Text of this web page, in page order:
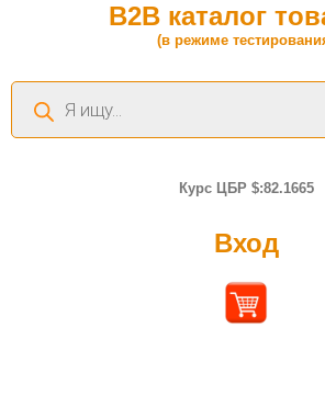
B2B каталог
(в режиме
Поиск
товаров
Курс ЦБР $:82.1665
Вход